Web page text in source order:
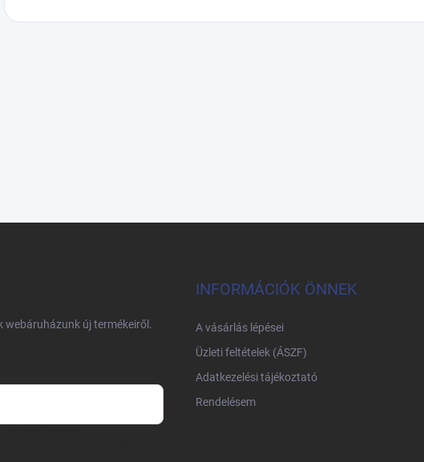
webáruházunk új termékeiről.
INFORMÁCIÓK ÖNNEK
A vásárlás lépései
Üzleti feltételek (ÁSZF)
Adatkezelési tájékoztató
Rendelésem